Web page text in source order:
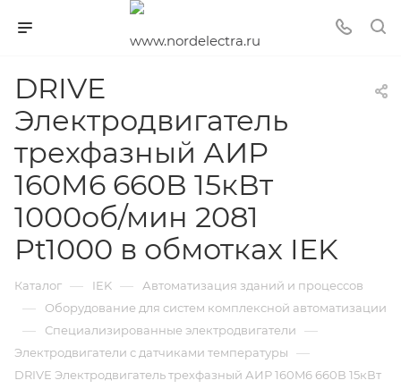
DRIVE
Электродвигатель
трехфазный АИР
160M6 660В 15кВт
1000об/мин 2081
Pt1000 в обмотках IEK
Каталог — IEK — Автоматизация зданий и процессов
— Оборудование для систем комплексной автоматизации
— Специализированные электродвигатели —
Электродвигатели с датчиками температуры —
DRIVE Электродвигатель трехфазный АИР 160M6 660В 15кВт